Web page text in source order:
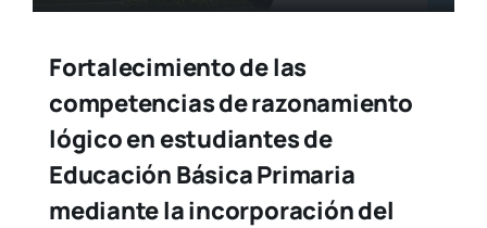
Fortalecimiento de las
competencias de razonamiento
lógico en estudiantes de
Educación Básica Primaria
mediante la incorporación del